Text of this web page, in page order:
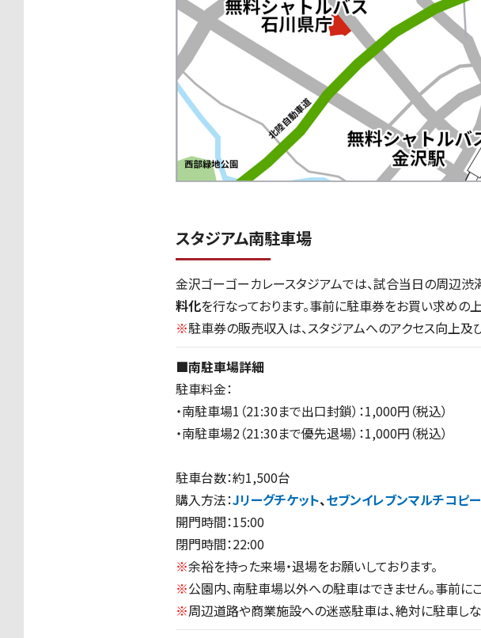
スタジアム南駐車場
金沢ゴーゴーカレースタジアムでは、試合当日の周辺渋
料化を行なっております。事前に駐車券をお買い求めの
※駐車券の販売収入は、スタジアムへのアクセス向上及
■南駐車場詳細
駐車料金：
・南駐車場1（21:30まで出口封鎖）：1,000円（税込）
・南駐車場2（21:30まで優先退場）：1,000円（税込）
駐車台数：約1,500台
購入方法：Jリーグチケット、セブンイレブンマルチコピ
開門時間：15:00
閉門時間：22:00
※余裕を持った来場・退場をお願いしております。
※公園内、南駐車場以外への駐車はできません。事前に
※周辺道路や商業施設への迷惑駐車は、絶対に駐車しな